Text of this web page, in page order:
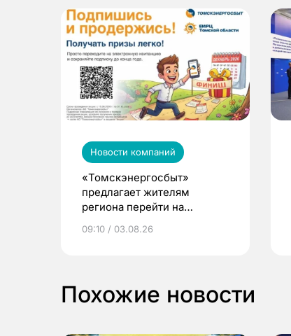
Новости компаний
«Томскэнергосбыт»
предлагает жителям
региона перейти на
выиграть призы
09:10 / 03.08.26
Похожие новости